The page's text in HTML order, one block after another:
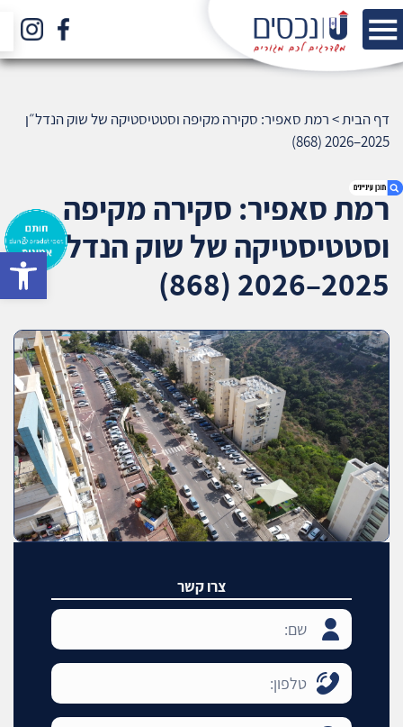
1. רמת סאפיר: סקירה מקיפה וסטטיסטיקה של שוק
הנדל״ן 2025–2026 (868)
3. שאלתם ? ענינו !
דף הבית>רמת סאפיר: סקירה מקיפה וסטטיסטיקה של שוק הנדל״ן
2025–2026 (868)
רמת סאפיר: סקירה מקיפה
וסטטיסטיקה של שוק הנדל״ן
2025–2026 (868)
צרו קשר